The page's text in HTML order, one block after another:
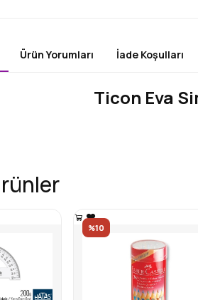
Ürün Yorumları İade Koşulları
Ticon Eva
%10